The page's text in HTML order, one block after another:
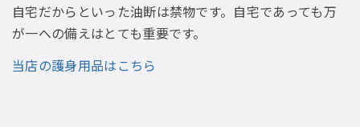
自宅だからといった油断は禁物です。自宅であっても万
が一への備えはとても重要です。
当店の護身用品はこちら